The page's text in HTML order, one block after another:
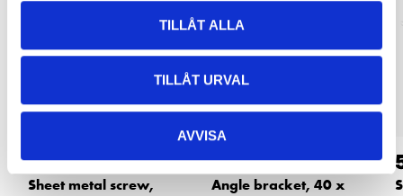
TILLÅT ALLA
TILLÅT URVAL
AVVISA
4990
Sheet metal screw,
390
Angle bracket, 40 x